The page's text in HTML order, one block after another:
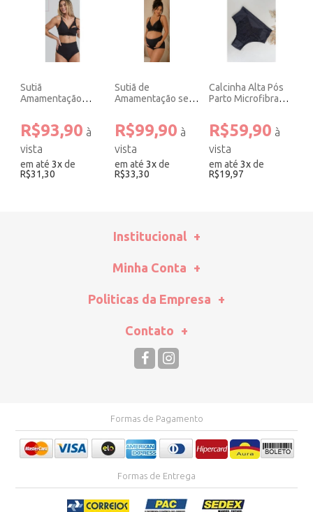
Sutiã
Amamentação
R$93,90
em até3xde
R$31,30
Sutiã de
Amamentação sem
Renda Preto.
R$99,90
em até3xde
R$33,30
Calcinha Alta Pós
Parto Microfibra
Preto.
R$59,90
em até3xde
R$19,97
Institucional
Minha Conta
Politicas da Empresa
Contato
Formas de Pagamento
Formas de Entrega